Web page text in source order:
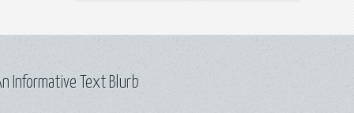
Informative Text Blurb